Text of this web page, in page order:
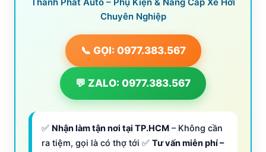
Thành Phát Auto – Phụ Kiện & Nâng Cấp Xe Hơi
Chuyên Nghiệp
📞 GỌI: 0977.383.567
💬 ZALO: 0977.383.567
✅ Nhận làm tận nơi tại TP.HCM – Không cần
ra tiệm, gọi là có thợ tới ✅ Tư vấn miễn phí –